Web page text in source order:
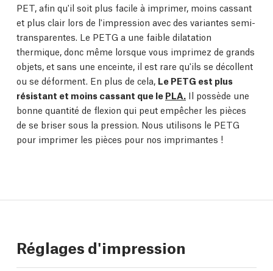
PET, afin qu'il soit plus facile à imprimer, moins cassant
et plus clair lors de l'impression avec des variantes semi-
transparentes. Le PETG a une faible dilatation
thermique, donc même lorsque vous imprimez de grands
objets, et sans une enceinte, il est rare qu'ils se décollent
ou se déforment. En plus de cela, Le PETG est plus
résistant et moins cassant que le PLA. Il possède une
bonne quantité de flexion qui peut empêcher les pièces
de se briser sous la pression. Nous utilisons le PETG
pour imprimer les pièces pour nos imprimantes !
Réglages d'impression